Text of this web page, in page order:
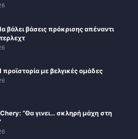
βάλει βάσεις πρόκρισης απέναντι
με βελγικές ομάδες
“Θα γινει… σκληρή μάχη στη